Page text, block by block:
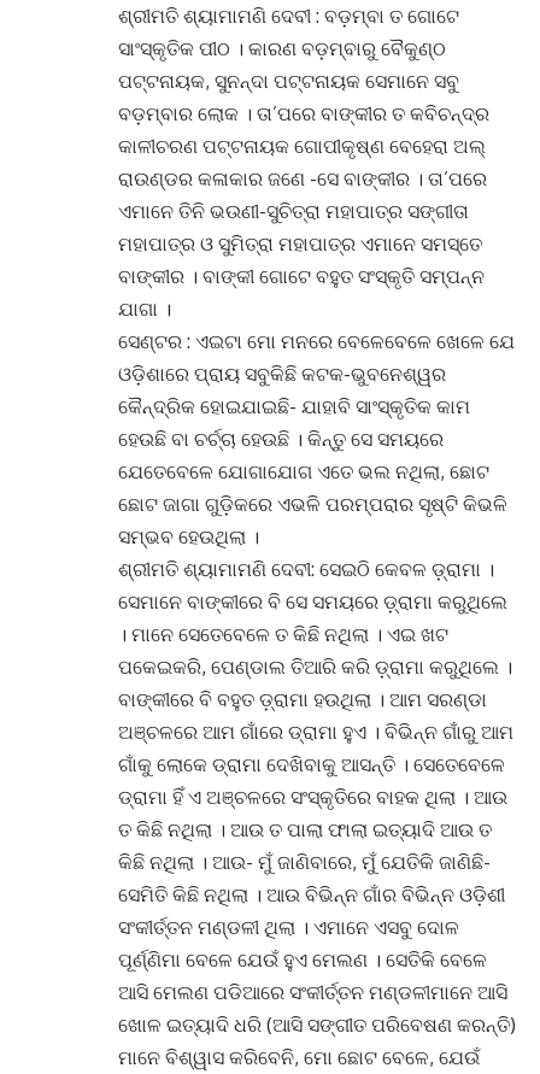
ଶ୍ରୀମତି ଶ୍ୟାମାମଣି ଦେବୀ : ବଡ଼ମ୍ବା ତ ଗୋଟେ
ସାଂସ୍କୃତିକ ପୀଠ । କାରଣ ବଡ଼ମ୍ବାରୁ ବୈକୁଣ୍ଠ
ପଟ୍ଟନାୟକ, ସୁନନ୍ଦା ପଟ୍ଟନାୟକ ସେମାନେ ସବୁ
ବଡ଼ମ୍ବାର ଲୋକ । ତା’ପରେ ବାଙ୍କୀର ତ କବିଚନ୍ଦ୍ର
କାଳୀଚରଣ ପଟ୍ଟନାୟକ ଗୋପୀକୃଷ୍ଣ ବେହେରା ଅଲ୍
ରାଉଣ୍ଡର କଳାକାର ଜଣେ -ସେ ବାଙ୍କୀର । ତା’ପରେ
ଏମାନେ ତିନି ଭଉଣୀ-ସୁଚିତ୍ରା ମହାପାତ୍ର ସଙ୍ଗୀତା
ମହାପାତ୍ର ଓ ସୁମିତ୍ରା ମହାପାତ୍ର ଏମାନେ ସମସ୍ତେ
ବାଙ୍କୀର । ବାଙ୍କୀ ଗୋଟେ ବହୁତ ସଂସ୍କୃତି ସମ୍ପନ୍ନ
ଯାଗା ।
ସେଣ୍ଟର : ଏଇଟା ମୋ ମନରେ ବେଳେବେଳେ ଖେଳେ ଯେ
ଓଡ଼ିଶାରେ ପ୍ରାୟ ସବୁକିଛି କଟକ-ଭୁବନେଶ୍ୱର
କୈନ୍ଦ୍ରିକ ହୋଇଯାଇଛି- ଯାହାବି ସାଂସ୍କୃତିକ କାମ
ହେଉଛି ବା ଚର୍ଚ୍ଚା ହେଉଛି । କିନ୍ତୁ ସେ ସମୟରେ
ଯେତେବେଳେ ଯୋଗାଯୋଗ ଏତେ ଭଲ ନଥିଲା, ଛୋଟ
ଛୋଟ ଜାଗା ଗୁଡ଼ିକରେ ଏଭଳି ପରମ୍ପରାର ସୃଷ୍ଟି କିଭଳି
ସମ୍ଭବ ହେଉଥିଲା ।
ଶ୍ରୀମତି ଶ୍ୟାମାମଣି ଦେବୀ: ସେଇଠି କେବଳ ଡ଼୍ରାମା ।
ସେମାନେ ବାଙ୍କୀରେ ବି ସେ ସମୟରେ ଡ଼୍ରାମା କରୁଥିଲେ
। ମାନେ ସେତେବେଳେ ତ କିଛି ନଥିଲା । ଏଇ ଖଟ
ପକେଇକରି, ପେଣ୍ଡାଲ ତିଆରି କରି ଡ଼୍ରାମା କରୁଥିଲେ ।
ବାଙ୍କୀରେ ବି ବହୁତ ଡ଼୍ରାମା ହଉଥିଲା । ଆମ ସରଣ୍ଡା
ଅଞ୍ଚଳରେ ଆମ ଗାଁରେ ଡ୍ରାମା ହୁଏ । ବିଭିନ୍ନ ଗାଁରୁ ଆମ
ଗାଁକୁ ଲୋକେ ଡ୍ରାମା ଦେଖିବାକୁ ଆସନ୍ତି । ସେତେବେଳେ
ଡ୍ରାମା ହିଁ ଏ ଅଞ୍ଚଳରେ ସଂସ୍କୃତିରେ ବାହକ ଥିଲା । ଆଉ
ତ କିଛି ନଥିଲା । ଆଉ ତ ପାଲା ଫାଲା ଇତ୍ୟାଦି ଆଉ ତ
କିଛି ନଥିଲା । ଆଉ- ମୁଁ ଜାଣିବାରେ, ମୁଁ ଯେତିକି ଜାଣିଛି-
ସେମିତି କିଛି ନଥିଲା । ଆଉ ବିଭିନ୍ନ ଗାଁର ବିଭିନ୍ନ ଓଡ଼ିଶୀ
ସଂକୀର୍ତ୍ତନ ମଣ୍ଡଳୀ ଥିଲା । ଏମାନେ ଏସବୁ ଦୋଳ
ପୂର୍ଣ୍ଣିମା ବେଳେ ଯେଉଁ ହୁଏ ମେଲଣ । ସେତିକି ବେଳେ
ଆସି ମେଲଣ ପଡିଆରେ ସଂକୀର୍ତ୍ତନ ମଣ୍ଡଳୀମାନେ ଆସି
ଖୋଳ ଇତ୍ୟାଦି ଧରି (ଆସି ସଙ୍ଗୀତ ପରିବେଷଣ କରନ୍ତି)
ମାନେ ବିଶ୍ୱାସ କରିବେନି, ମୋ ଛୋଟ ବେଳେ, ଯେଉଁ